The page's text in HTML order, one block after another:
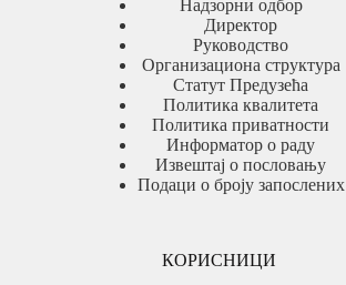
Надзорни одбор
Директор
Руководство
Организациона структура
Статут Предузећа
Политика квалитета
Политика приватности
Информатор о раду
Извештај о пословању
Подаци о броју запослених
КОРИСНИЦИ